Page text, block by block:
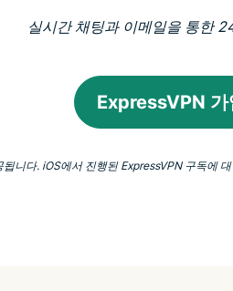
실시간 채팅과 이메일을 통한
ExpressVPN 가
니다. iOS에서 진행된 ExpressVPN 구독에